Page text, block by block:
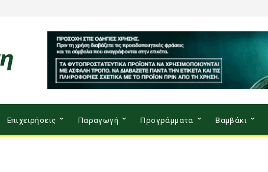
Επιχειρήσεις Παραγωγή Προγράμματα Βαμβάκι